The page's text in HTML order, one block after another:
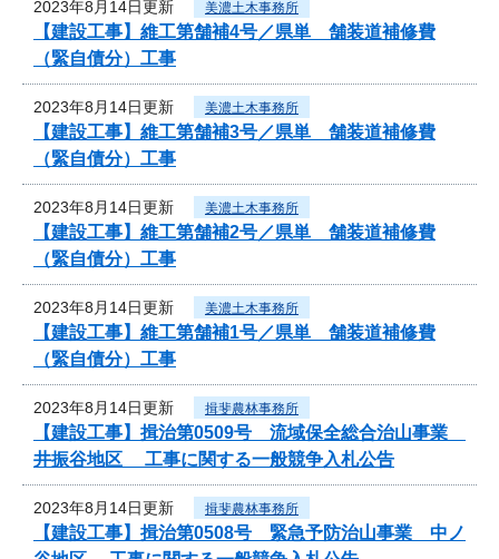
2023年8月14日更新 美濃土木事務所
【建設工事】維工第舗補4号／県単 舗装道補修費
（緊自債分）工事
2023年8月14日更新 美濃土木事務所
【建設工事】維工第舗補3号／県単 舗装道補修費
（緊自債分）工事
2023年8月14日更新 美濃土木事務所
【建設工事】維工第舗補2号／県単 舗装道補修費
（緊自債分）工事
2023年8月14日更新 美濃土木事務所
【建設工事】維工第舗補1号／県単 舗装道補修費
（緊自債分）工事
2023年8月14日更新 揖斐農林事務所
【建設工事】揖治第0509号 流域保全総合治山事業
井振谷地区 工事に関する一般競争入札公告
2023年8月14日更新 揖斐農林事務所
【建設工事】揖治第0508号 緊急予防治山事業 中ノ